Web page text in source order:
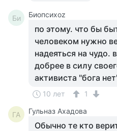
Би Биопсихоz
по этому. что бы
человеком нужно
надеяться на чудо.
добрее в силу
активиста "бога
10 лет 1
ГА Гульназ Ахадова
Обычно те кто